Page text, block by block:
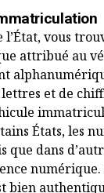
l’État, vous
attribué au
et de
États, les
que dans
bien